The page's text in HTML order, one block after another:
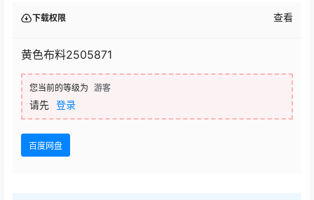
下载权限 查看
黄色布料2505871
您当前的等级为 游客
请先 登录
百度网盘